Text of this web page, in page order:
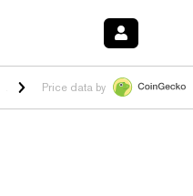
$1.001 -2.70%HYPE $54.76
Price data by